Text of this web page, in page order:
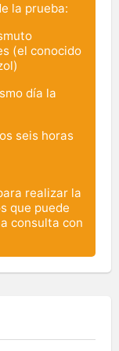
la prueba:
(el conocido
día la
seis horas
realizar la
que puede
consulta con